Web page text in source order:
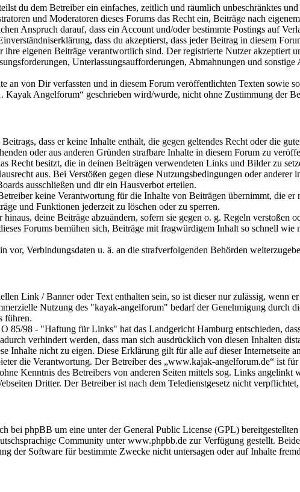
du dem Betreiber ein einfaches, zeitlich und räumlich unbeschränktes
und Moderatoren dieses Forums das Recht ein, Beiträge nach
Anspruch darauf, dass ein Account und/oder bestimmte Postings auf
dass du akzeptierst, dass jeder Beitrag in diesem
ihre eigenen Beiträge verantwortlich sind. Der registrierte Nutzer akzeptiert
Unterlassungsaufforderungen, Abmahnungen und
an von Dir verfassten und in diesem Forum veröffentlichten Texten sowie
Kayak Angelforum“ geschrieben wird/wurde, nicht ohne Zustimmung der
dass er keine Inhalte enthält, die gegen geltendes Recht oder die
oder aus anderen Gründen strafbare Inhalte in diesem Forum zu
Recht besitzt, die in deinen Beiträgen verwendeten Links und Bilder zu
aus. Bei Verstößen gegen diese Nutzungsbedingungen oder
ausschließen und dir ein Hausverbot erteilen.
keine Verantwortung für die Inhalte von Beiträgen übernimmt, die
und Funktionen jederzeit zu löschen oder zu sperren.
hinaus, deine Beiträge abzuändern, sofern sie gegen o. g. Regeln
Forums bemühen sich, Beiträge mit fragwürdigem Inhalt so schnell
vor, Verbindungsdaten u. ä. an die strafverfolgenden Behörden
Link / Banner oder Text enthalten sein, so ist dieser nur zulässig,
Nutzung des "kayak-angelforum" bedarf der Genehmigung durch
führen.
85/98 - "Haftung für Links" hat das Landgericht Hamburg entschieden,
verhindert werden, dass man sich ausdrücklich von diesen Inhalten
Inhalte nicht zu eigen. Diese Erklärung gilt für alle auf dieser
die Verantwortung. Der Betreiber des „www.kajak-angelforum.de“ ist
Kenntnis des Betreibers von anderen Seiten mittels sog. Links
Dritter. Der Betreiber ist nach dem Teledienstgesetz nicht
bei phpBB um eine unter der General Public License (GPL)
Community unter www.phpbb.de zur Verfügung gestellt.
der Software für bestimmte Zwecke nicht untersagen oder auf Inhalte